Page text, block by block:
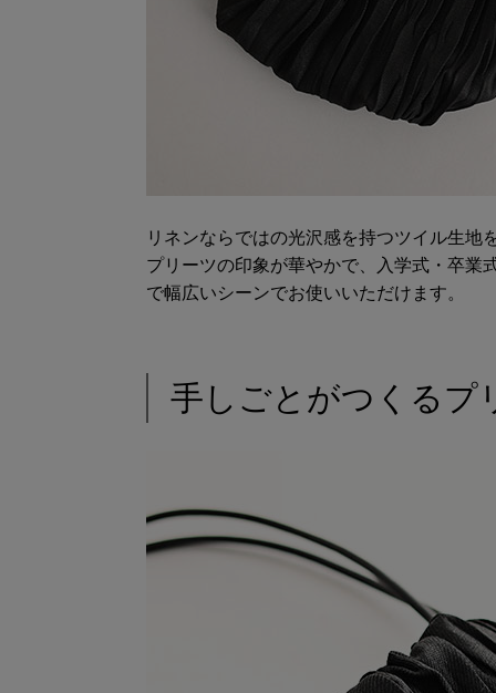
リネンならではの光沢感を持つツイル生地
プリーツの印象が華やかで、入学式・卒業
で幅広いシーンでお使いいただけます。
手しごとがつくるプ